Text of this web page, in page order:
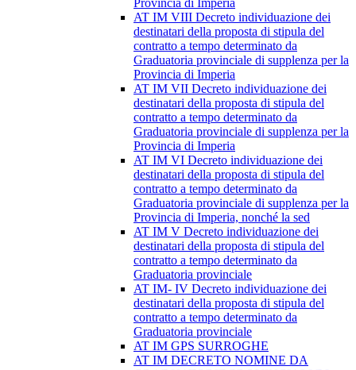
Provincia di Imperia
AT IM VIII Decreto individuazione dei
destinatari della proposta di stipula del
contratto a tempo determinato da
Graduatoria provinciale di supplenza per la
Provincia di Imperia
AT IM VII Decreto individuazione dei
destinatari della proposta di stipula del
contratto a tempo determinato da
Graduatoria provinciale di supplenza per la
Provincia di Imperia
AT IM VI Decreto individuazione dei
destinatari della proposta di stipula del
contratto a tempo determinato da
Graduatoria provinciale di supplenza per la
Provincia di Imperia, nonché la sed
AT IM V Decreto individuazione dei
destinatari della proposta di stipula del
contratto a tempo determinato da
Graduatoria provinciale
AT IM- IV Decreto individuazione dei
destinatari della proposta di stipula del
contratto a tempo determinato da
Graduatoria provinciale
AT IM GPS SURROGHE
AT IM DECRETO NOMINE DA